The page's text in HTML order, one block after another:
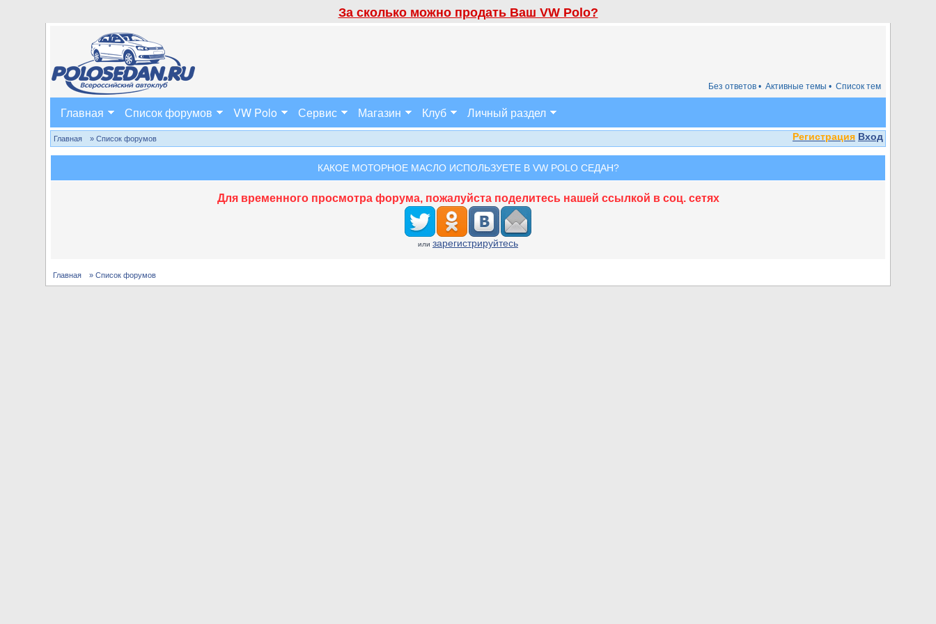
За сколько можно продать Ваш VW Polo?
Список тем
Активные темы •
Без ответов •
Главная Список форумов VW Polo Сервис Магазин Клуб Личный раздел
Регистрация Вход
Главная » Список форумов
КАКОЕ МОТОРНОЕ МАСЛО ИСПОЛЬЗУЕТЕ В VW POLO СЕДАН?
Для временного просмотра форума, пожалуйста поделитесь нашей ссылкой в соц. сетях
или зарегистрируйтесь
Главная » Список форумов